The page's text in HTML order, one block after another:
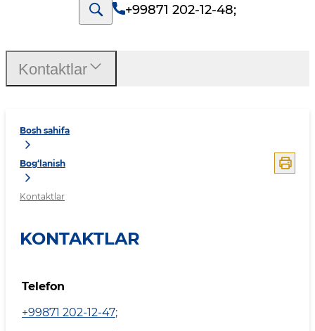
+99871 202-12-48;
Bosh sahifa
Bog‘lanish
Kontaktlar
KONTAKTLAR
Telefon
+99871 202-12-47;
Kontaktlar